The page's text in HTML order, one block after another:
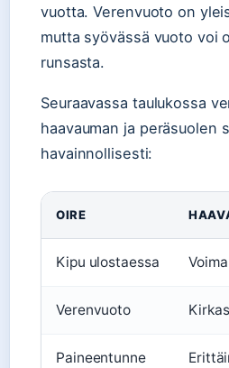
vuotta. Verenvuoto on
mutta syövässä vuoto voi
runsasta.
Seuraavassa taulukossa
haavauman ja peräsuolen
havainnollisesti:
OIRE
Kipu ulostaessa
Verenvuoto
Paineentunne